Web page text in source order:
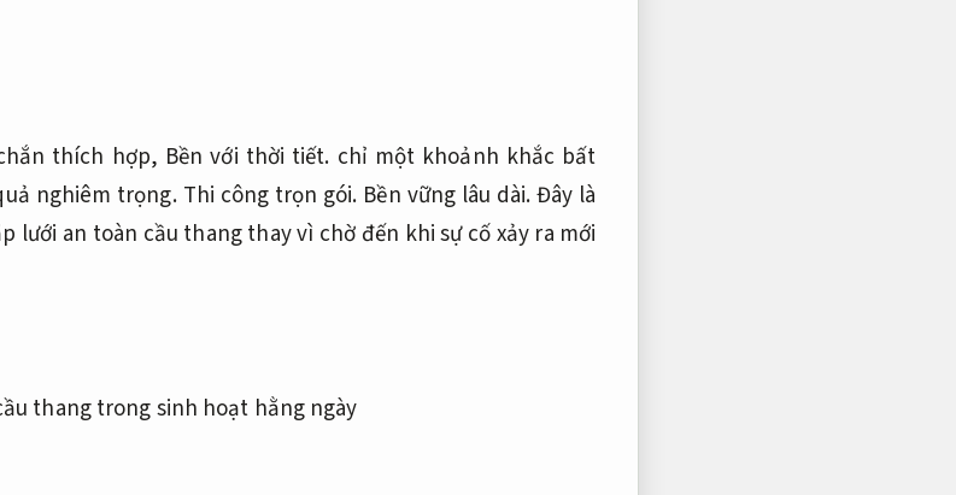
thích hợp, Bền với thời tiết. chỉ một khoảnh khắc bất
nghiêm trọng. Thi công trọn gói. Bền vững lâu dài.Đây là
lưới an toàn cầu thang thay vì chờ đến khi sự cố xảy ra mới